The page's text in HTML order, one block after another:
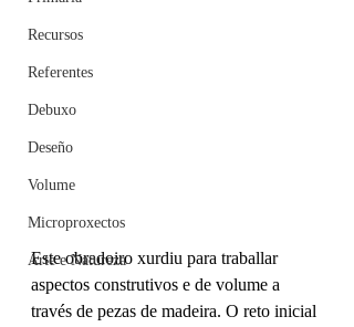
Recursos
Referentes
Debuxo
Deseño
Volume
Microproxectos
Arte e Natureza
Este obradoiro xurdiu para traballar
aspectos construtivos e de volume a
través de pezas de madeira. O reto inicial